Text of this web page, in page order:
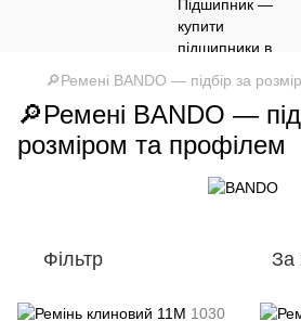
🔎Ремені BANDO — підбір за
🔎Ремені BANDO —
розміром та профілем
Фільтр За